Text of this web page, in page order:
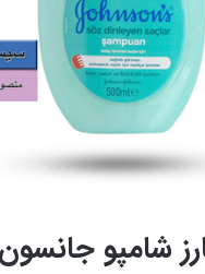
شامپو